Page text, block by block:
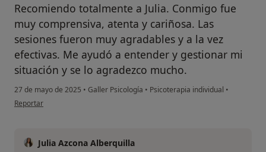
Recomiendo totalmente a Julia. Conmigo fue
muy comprensiva, atenta y cariñosa. Las
sesiones fueron muy agradables y a la vez
efectivas. Me ayudó a entender y gestionar mi
situación y se lo agradezco mucho.
27 de mayo de 2025 • Galler Psicología • Psicoterapia individual •
en opinión del usuario Paciente
Reportar
Julia Azcona Alberquilla